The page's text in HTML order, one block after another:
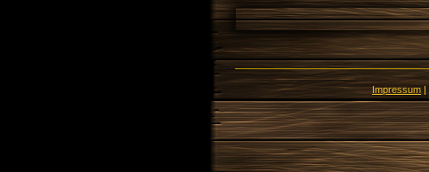
Impressum |